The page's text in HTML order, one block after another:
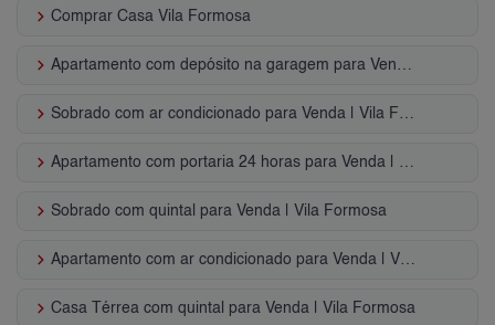
keyboard_arrow_right Comprar Casa Vila Formosa
keyboard_arrow_right Apartamento com depósito na garagem para Venda | Vila Formosa
keyboard_arrow_right Sobrado com ar condicionado para Venda | Vila Formosa
keyboard_arrow_right Apartamento com portaria 24 horas para Venda | Vila Formosa
keyboard_arrow_right Sobrado com quintal para Venda | Vila Formosa
keyboard_arrow_right Apartamento com ar condicionado para Venda | Vila Formosa
keyboard_arrow_right Casa Térrea com quintal para Venda | Vila Formosa